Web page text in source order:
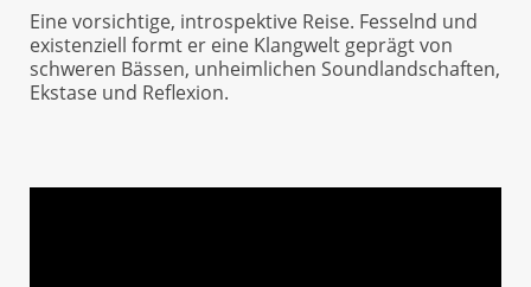
Eine vorsichtige, introspektive Reise. Fesselnd und
existenziell formt er eine Klangwelt geprägt von
schweren Bässen, unheimlichen Soundlandschaften,
Ekstase und Reflexion.